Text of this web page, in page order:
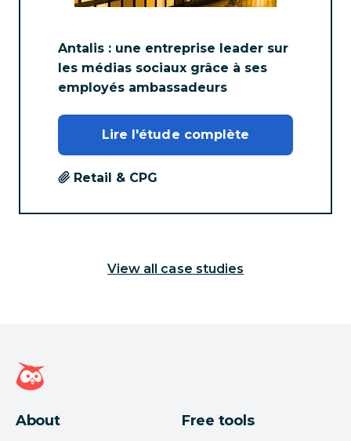
Antalis : une entreprise leader sur
les médias sociaux grâce à ses
employés ambassadeurs
Lire l'étude complète
Retail & CPG
View all case studies
Page d'accueil Hootsuite
About Free tools